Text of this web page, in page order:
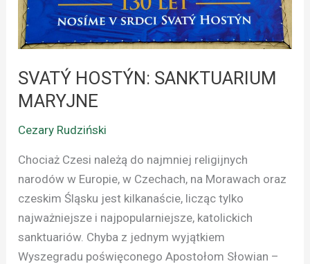
SVATÝ HOSTÝN: SANKTUARIUM
MARYJNE
Cezary Rudziński
Chociaż Czesi należą do najmniej religijnych
narodów w Europie, w Czechach, na Morawach oraz
czeskim Śląsku jest kilkanaście, licząc tylko
najważniejsze i najpopularniejsze, katolickich
sanktuariów. Chyba z jednym wyjątkiem
Wyszegradu poświęconego Apostołom Słowian –